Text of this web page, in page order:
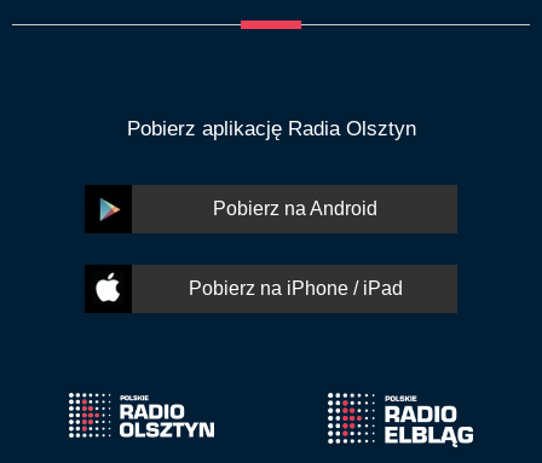
Pobierz aplikację Radia Olsztyn
Pobierz na Android
Pobierz na iPhone / iPad